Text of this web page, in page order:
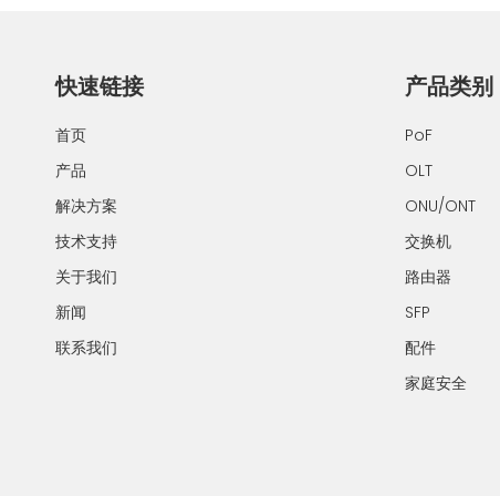
快速链接
首页
产品
解决方案
技术支持
关于我们
新闻
联系我们
产品类别
PoF
OLT
ONU/ONT
交换机
路由器
SFP
配件
家庭安全